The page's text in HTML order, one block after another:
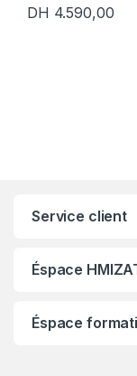
DH 4.590,00
Service client
Éspace
Éspace